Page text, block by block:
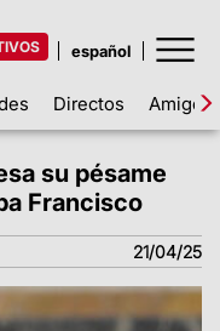
Directos Amigos
su pésame
Francisco
21/04/25